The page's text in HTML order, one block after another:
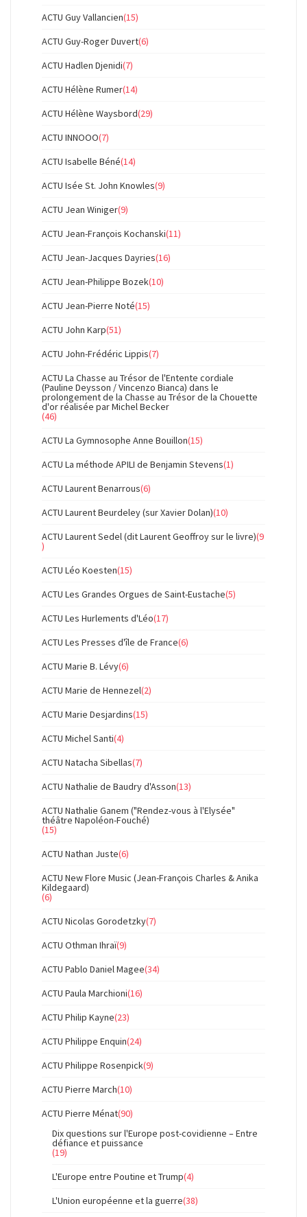
ACTU Guy Vallancien(15)
ACTU Guy-Roger Duvert(6)
ACTU Hadlen Djenidi(7)
ACTU Hélène Rumer(14)
ACTU Hélène Waysbord(29)
ACTU INNOOO(7)
ACTU Isabelle Béné(14)
ACTU Isée St. John Knowles(9)
ACTU Jean Winiger(9)
ACTU Jean-François Kochanski(11)
ACTU Jean-Jacques Dayries(16)
ACTU Jean-Philippe Bozek(10)
ACTU Jean-Pierre Noté(15)
ACTU John Karp(51)
ACTU John-Frédéric Lippis(7)
ACTU La Chasse au Trésor de l'Entente cordiale
(Pauline Deysson / Vincenzo Bianca) dans le
prolongement de la Chasse au Trésor de la Chouette
d'or réalisée par Michel Becker
(46)
ACTU La Gymnosophe Anne Bouillon(15)
ACTU La méthode APILI de Benjamin Stevens(1)
ACTU Laurent Benarrous(6)
ACTU Laurent Beurdeley (sur Xavier Dolan)(10)
ACTU Laurent Sedel (dit Laurent Geoffroy sur le livre)(9
)
ACTU Léo Koesten(15)
ACTU Les Grandes Orgues de Saint-Eustache(5)
ACTU Les Hurlements d'Léo(17)
ACTU Les Presses d'île de France(6)
ACTU Marie B. Lévy(6)
ACTU Marie de Hennezel(2)
ACTU Marie Desjardins(15)
ACTU Michel Santi(4)
ACTU Natacha Sibellas(7)
ACTU Nathalie de Baudry d'Asson(13)
ACTU Nathalie Ganem ("Rendez-vous à l'Elysée"
théâtre Napoléon-Fouché)
(15)
ACTU Nathan Juste(6)
ACTU New Flore Music (Jean-François Charles & Anika
Kildegaard)
(6)
ACTU Nicolas Gorodetzky(7)
ACTU Othman Ihraï(9)
ACTU Pablo Daniel Magee(34)
ACTU Paula Marchioni(16)
ACTU Philip Kayne(23)
ACTU Philippe Enquin(24)
ACTU Philippe Rosenpick(9)
ACTU Pierre March(10)
ACTU Pierre Ménat(90)
Dix questions sur l'Europe post-covidienne – Entre
défiance et puissance
(19)
L'Europe entre Poutine et Trump(4)
L'Union européenne et la guerre(38)